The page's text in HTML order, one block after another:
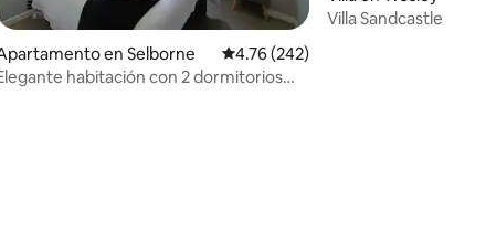
4.88 de 5, 113 reseñas
en Selborne Calificación promedio: 4.76 de 5,
4.76 (242)
habitación con 2 dormitorios
Villa Sandcastle